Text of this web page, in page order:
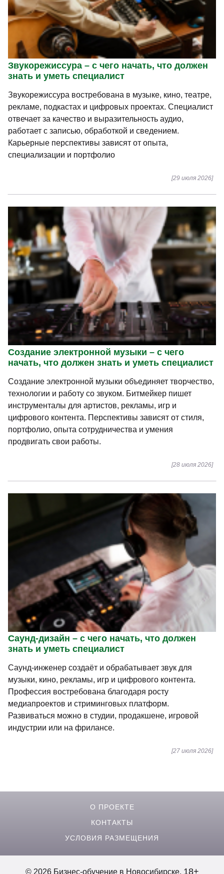
Звукорежиссура – с чего начать, что должен
знать и уметь специалист
Звукорежиссура востребована в музыке, кино, театре,
рекламе, подкастах и цифровых проектах. Специалист
отвечает за качество и выразительность аудио,
работает с записью, обработкой и сведением.
Карьерные перспективы зависят от опыта,
специализации и портфолио
[29 июля 2026]
Создание электронной музыки – с чего
начать, что должен знать и уметь специалист
Создание электронной музыки объединяет творчество,
технологии и работу со звуком. Битмейкер пишет
инструменталы для артистов, рекламы, игр и
цифрового контента. Перспективы зависят от стиля,
портфолио, опыта сотрудничества и умения
продвигать свои работы.
[28 июля 2026]
Саунд-дизайн – с чего начать, что должен
знать и уметь специалист
Саунд-инженер создаёт и обрабатывает звук для
музыки, кино, рекламы, игр и цифрового контента.
Профессия востребована благодаря росту
медиапроектов и стриминговых платформ.
Развиваться можно в студии, продакшене, игровой
индустрии или на фрилансе.
[27 июля 2026]
О ПРОЕКТЕ
КОНТАКТЫ
УСЛОВИЯ РАЗМЕЩЕНИЯ
© 2026 Бизнес-обучение в Новосибирске. 18+